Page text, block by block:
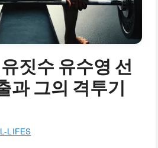
짓수 유수영 선
과 그의 격투기
LIFES